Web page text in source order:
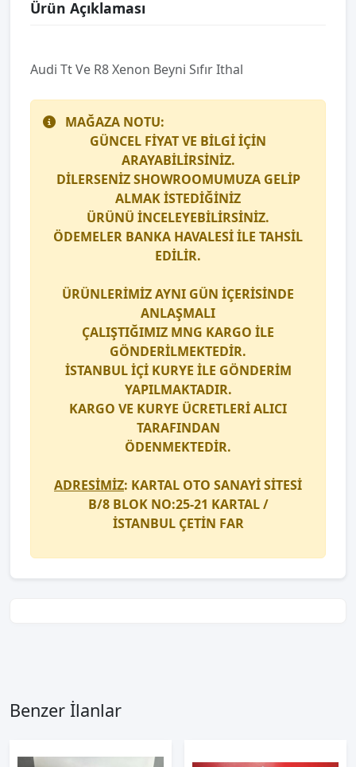
Ürün Açıklaması
Audi Tt Ve R8 Xenon Beyni Sıfır Ithal
MAĞAZA NOTU:
GÜNCEL FİYAT VE BİLGİ İÇİN
ARAYABİLİRSİNİZ.
DİLERSENİZ SHOWROOMUMUZA GELİP
ALMAK İSTEDİĞİNİZ
ÜRÜNÜ İNCELEYEBİLİRSİNİZ.
ÖDEMELER BANKA HAVALESİ İLE TAHSİL
EDİLİR.
ÜRÜNLERİMİZ AYNI GÜN İÇERİSİNDE
ANLAŞMALI
ÇALIŞTIĞIMIZ MNG KARGO İLE
GÖNDERİLMEKTEDİR.
İSTANBUL İÇİ KURYE İLE GÖNDERİM
YAPILMAKTADIR.
KARGO VE KURYE ÜCRETLERİ ALICI
TARAFINDAN
ÖDENMEKTEDİR.
ADRESİMİZ: KARTAL OTO SANAYİ SİTESİ
B/8 BLOK NO:25-21 KARTAL /
İSTANBUL ÇETİN FAR
Benzer İlanlar